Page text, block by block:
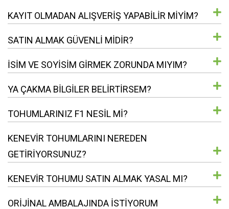
KAYIT OLMADAN ALIŞVERIŞ YAPABILIR MIYIM?
SATIN ALMAK GÜVENLI MIDIR?
İSIM VE SOYISIM GIRMEK ZORUNDA MIYIM?
YA ÇAKMA BILGILER BELIRTIRSEM?
TOHUMLARINIZ F1 NESIL MI?
KENEVIR TOHUMLARINI NEREDEN
GETIRIYORSUNUZ?
KENEVIR TOHUMU SATIN ALMAK YASAL MI?
ORIJINAL AMBALAJINDA ISTIYORUM